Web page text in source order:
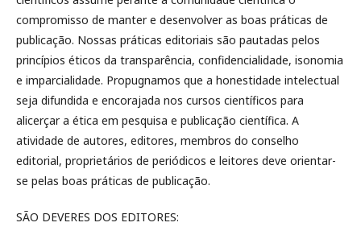
compromisso de manter e desenvolver as boas práticas de
publicação. Nossas práticas editoriais são pautadas pelos
princípios éticos da transparência, confidencialidade, isonomia
e imparcialidade. Propugnamos que a honestidade intelectual
seja difundida e encorajada nos cursos científicos para
alicerçar a ética em pesquisa e publicação científica. A
atividade de autores, editores, membros do conselho
editorial, proprietários de periódicos e leitores deve orientar-
se pelas boas práticas de publicação.
SÃO DEVERES DOS EDITORES: